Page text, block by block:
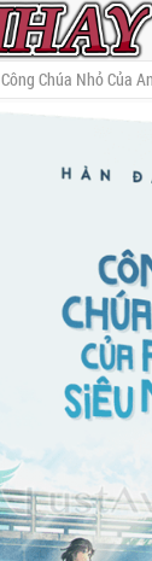
Công Chúa Nhỏ Của